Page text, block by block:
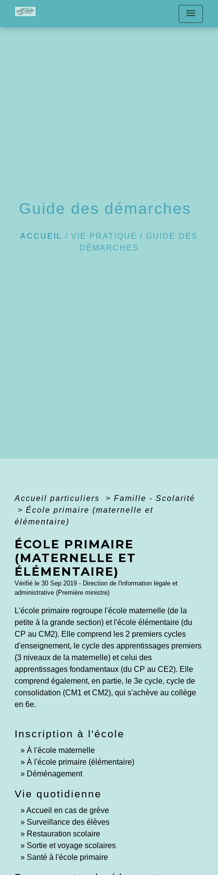
menu
Guide des démarches
ACCUEIL / VIE PRATIQUE / GUIDE DES
DÉMARCHES
Accueil particuliers > Famille - Scolarité
> École primaire (maternelle et
élémentaire)
ÉCOLE PRIMAIRE
(MATERNELLE ET
ÉLÉMENTAIRE)
Vérifié le 30 Sep 2019 - Direction de l'information légale et
administrative (Première ministre)
L'école primaire regroupe l'école maternelle (de la
petite à la grande section) et l'école élémentaire (du
CP au CM2). Elle comprend les 2 premiers cycles
d'enseignement, le cycle des apprentissages premiers
(3 niveaux de la maternelle) et celui des
apprentissages fondamentaux (du CP au CE2). Elle
comprend également, en partie, le 3e cycle, cycle de
consolidation (CM1 et CM2), qui s'achève au collège
en 6e.
Inscription à l'école
À l'école maternelle
À l'école primaire (élémentaire)
Déménagement
Vie quotidienne
Accueil en cas de grève
Surveillance des élèves
Restauration scolaire
Sortie et voyage scolaires
Santé à l'école primaire